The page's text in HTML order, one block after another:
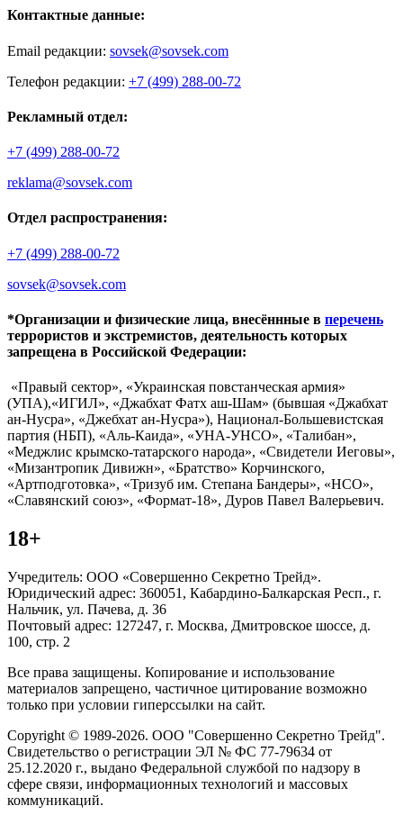
Контактные данные:
Email редакции: sovsek@sovsek.com
Телефон редакции: +7 (499) 288-00-72
Рекламный отдел:
+7 (499) 288-00-72
reklama@sovsek.com
Отдел распространения:
+7 (499) 288-00-72
sovsek@sovsek.com
*Организации и физические лица, внесённные в перечень
террористов и экстремистов, деятельность которых
запрещена в Российской Федерации:
«Правый сектор», «Украинская повстанческая армия»
(УПА),«ИГИЛ», «Джабхат Фатх аш-Шам» (бывшая «Джабхат
ан-Нусра», «Джебхат ан-Нусра»), Национал-Большевистская
партия (НБП), «Аль-Каида», «УНА-УНСО», «Талибан»,
«Меджлис крымско-татарского народа», «Свидетели Иеговы»,
«Мизантропик Дивижн», «Братство» Корчинского,
«Артподготовка», «Тризуб им. Степана Бандеры», «НСО»,
«Славянский союз», «Формат-18», Дуров Павел Валерьевич.
18+
Учредитель: ООО «Совершенно Секретно Трейд».
Юридический адрес: 360051, Кабардино-Балкарская Респ., г.
Нальчик, ул. Пачева, д. 36
Почтовый адрес: 127247, г. Москва, Дмитровское шоссе, д.
100, стр. 2
Все права защищены. Копирование и использование
материалов запрещено, частичное цитирование возможно
только при условии гиперссылки на сайт.
Copyright © 1989-2026. ООО "Совершенно Секретно Трейд".
Свидетельство о регистрации ЭЛ № ФС 77-79634 от
25.12.2020 г., выдано Федеральной службой по надзору в
сфере связи, информационных технологий и массовых
коммуникаций.